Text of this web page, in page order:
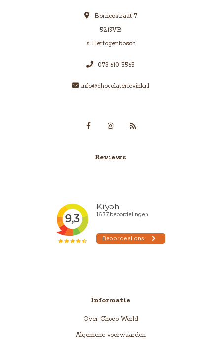
Borneostraat 7
5215VB
's-Hertogenbosch
073 610 5565
info@chocolaterievink.nl
Reviews
Informatie
Over Choco World
Algemene voorwaarden